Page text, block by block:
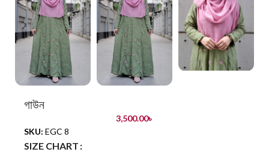
গাউন
3,500.00৳
SKU: EGC 8
SIZE CHART